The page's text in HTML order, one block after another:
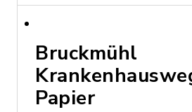
Bruckmühl
Papier